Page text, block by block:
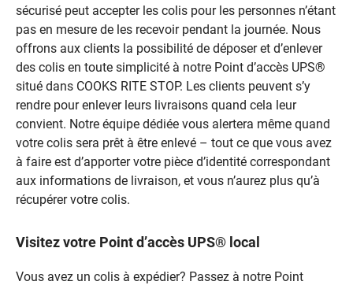
sécurisé peut accepter les colis pour les personnes n’étant
pas en mesure de les recevoir pendant la journée. Nous
offrons aux clients la possibilité de déposer et d’enlever
des colis en toute simplicité à notre Point d’accès UPS®
situé dans COOKS RITE STOP. Les clients peuvent s’y
rendre pour enlever leurs livraisons quand cela leur
convient. Notre équipe dédiée vous alertera même quand
votre colis sera prêt à être enlevé – tout ce que vous avez
à faire est d’apporter votre pièce d’identité correspondant
aux informations de livraison, et vous n’aurez plus qu’à
récupérer votre colis.
Visitez votre Point d’accès UPS® local
Vous avez un colis à expédier? Passez à notre Point